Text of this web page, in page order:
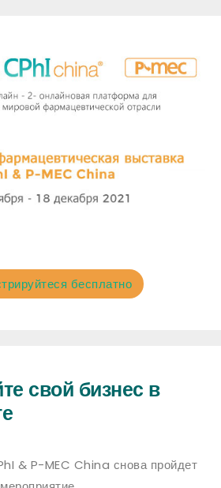
бесплатно
свой бизнес в
& P-MEC China снова пройдет